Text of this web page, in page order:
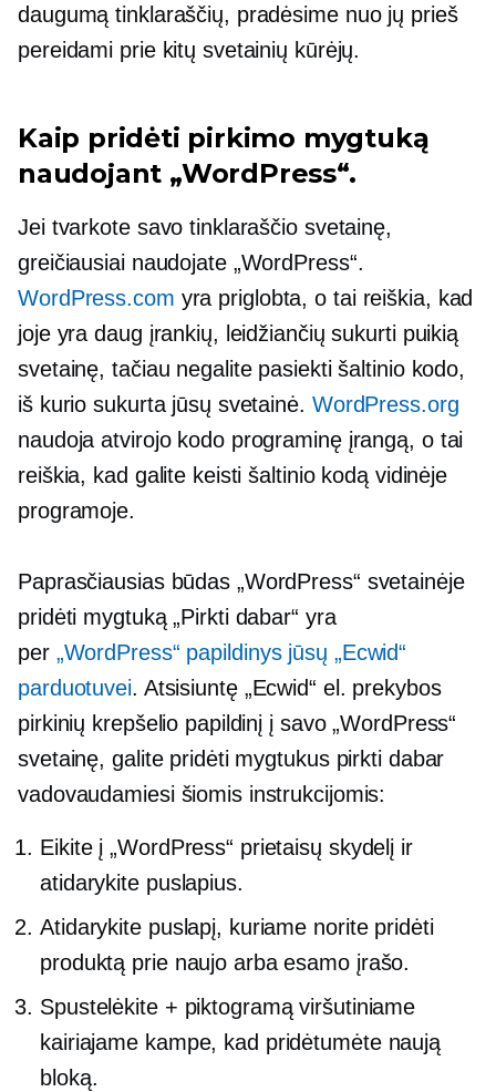
daugumą tinklaraščių, pradėsime nuo jų prieš
pereidami prie kitų svetainių kūrėjų.
Kaip pridėti pirkimo mygtuką
naudojant „WordPress“.
Jei tvarkote savo tinklaraščio svetainę,
greičiausiai naudojate „WordPress“.
WordPress.com yra priglobta, o tai reiškia, kad
joje yra daug įrankių, leidžiančių sukurti puikią
svetainę, tačiau negalite pasiekti šaltinio kodo,
iš kurio sukurta jūsų svetainė. WordPress.org
naudoja atvirojo kodo programinę įrangą, o tai
reiškia, kad galite keisti šaltinio kodą vidinėje
programoje.
Paprasčiausias būdas „WordPress“ svetainėje
pridėti mygtuką „Pirkti dabar“ yra
per „WordPress“ papildinys jūsų „Ecwid“
parduotuvei. Atsisiuntę „Ecwid“ el. prekybos
pirkinių krepšelio papildinį į savo „WordPress“
svetainę, galite pridėti mygtukus pirkti dabar
vadovaudamiesi šiomis instrukcijomis:
Eikite į „WordPress“ prietaisų skydelį ir
atidarykite puslapius.
Atidarykite puslapį, kuriame norite pridėti
produktą prie naujo arba esamo įrašo.
Spustelėkite + piktogramą viršutiniame
kairiajame kampe, kad pridėtumėte naują
bloką.